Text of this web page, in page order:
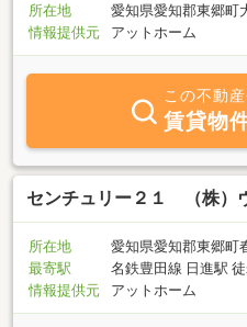
所在地
愛知県愛知郡東郷町
情報提供元
アットホーム
この不動
賃貸物
センチュリー２１ （株）
所在地
愛知県愛知郡東郷町
最寄駅
名鉄豊田線 日進駅
情報提供元
アットホーム